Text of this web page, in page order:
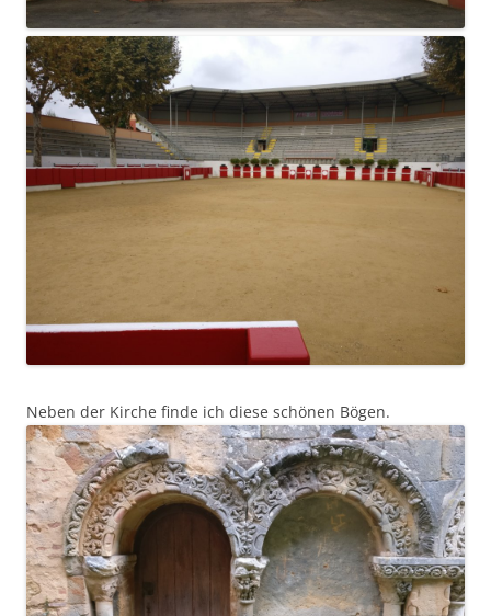
Neben der Kirche finde ich diese schönen Bögen.